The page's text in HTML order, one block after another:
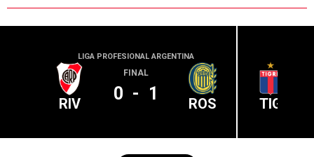
LIGA PROFESIONAL ARGENTINA
RIV
FINAL
0 - 1 ROS TIG